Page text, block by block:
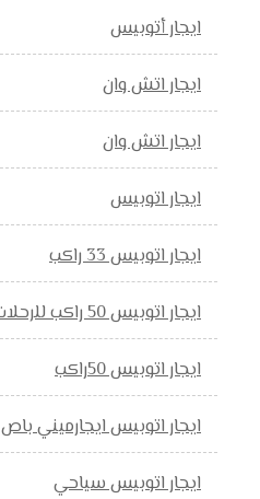
ايجار أتوبيس
ايجار اتش وان
ايجار اتش وان
ايجار اتوبيس
ايجار اتوبيس 33 راكب
ايجار اتوبيس 50 راكب للرحلات
ايجار اتوبيس 50راكب
ايجار اتوبيس ايجارميني باص
ايجار اتوبيس سياحي